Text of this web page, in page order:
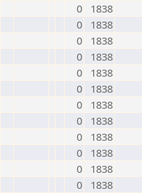
0
1838
0
1838
0
1838
0
1838
0
1838
0
1838
0
1838
0
1838
0
1838
0
1838
0
1838
0
1838